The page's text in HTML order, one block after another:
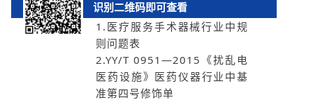
识别二维码即可查看
1.医疗服务手术器械行业中规
则问题表
2.YY/T 0951—2015《扰乱电
医药设施》医药仪器行业中基
准第四号修饰单